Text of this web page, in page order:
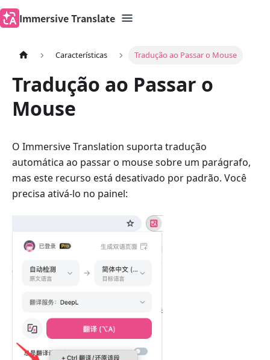
Immersive Translate
Características Tradução ao Passar o Mouse
Tradução ao Passar o
Mouse
O Immersive Translation suporta tradução
automática ao passar o mouse sobre um parágrafo,
mas este recurso está desativado por padrão. Você
precisa ativá-lo no painel: